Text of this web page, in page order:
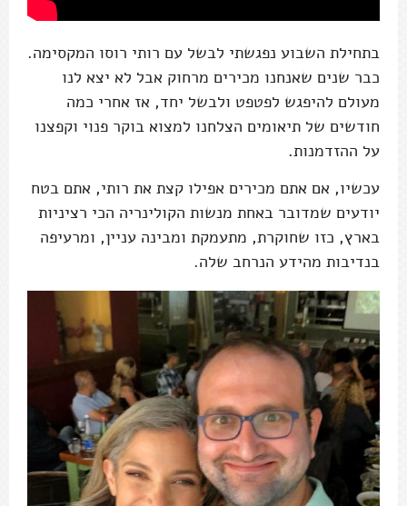
בתחילת השבוע נפגשתי לבשל עם רותי רוסו המקסימה.
כבר שנים שאנחנו מכירים מרחוק אבל לא יצא לנו
מעולם להיפגש לפטפט ולבשל יחד, אז אחרי כמה
חודשים של תיאומים הצלחנו למצוא בוקר פנוי וקפצנו
על ההזדמנות.
עכשיו, אם אתם מכירים אפילו קצת את רותי, אתם בטח
יודעים שמדובר באחת מנשות הקולינריה הכי רציניות
בארץ, כזו שחוקרת, מתעמקת ומבינה עניין, ומרעיפה
בנדיבות מהידע הנרחב שלה.